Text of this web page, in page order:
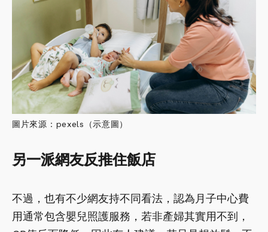
圖片來源：pexels（示意圖）
另一派網友反推住飯店
不過，也有不少網友持不同看法，認為月子中心費
用通常包含嬰兒照護服務，若非產婦其實用不到，